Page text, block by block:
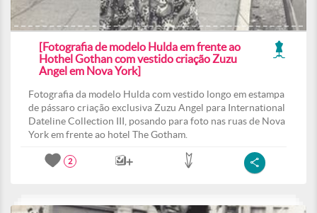
[Fotografia de modelo Hulda em frente ao
Hothel Gothan com vestido criação Zuzu
Angel em Nova York]
Fotografia da modelo Hulda com vestido longo em estampa
de pássaro criação exclusiva Zuzu Angel para International
Dateline Collection III, posando para foto nas ruas de Nova
York em frente ao hotel The Gotham.
2